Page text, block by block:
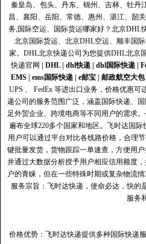
秦皇岛、包头、丹东、锦州、吉林、牡丹
昌、襄阳、岳阳、常德、惠州、湛江、韶
务,国际空运、国际货运哪家好？北京
北京国际货运、北京DHL空运、顺丰国
家。DHL北京快递公司为您提供DHL北京
快递官网
DHL| dhl快递| dhl国际快递|
EMS| ems国际快递| e邮宝| 邮政航空大包|
UPS 、 FedEx 等进出口业务，价格优惠
递公司的服务范围广泛，涵盖国际快递、
足外贸企业、跨境电商等不同用户的需求
遍布全球220多个国家和地区。飞时达国
用户可以通过平台对比各线路价格，合理
键批量发货，货物跟踪一单速查，方便用
并通过大数据分析授予用户相应信用额度
户的青睐，但在一些特殊时期或复杂物流
服务宗旨：飞时达快递，使命必达，快的
服务
价格优势：飞时达快递提供多种国际快递